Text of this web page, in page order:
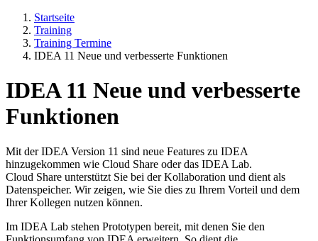
Startseite
Training
Training Termine
IDEA 11 Neue und verbesserte Funktionen
IDEA 11 Neue und verbesserte
Funktionen
Mit der IDEA Version 11 sind neue Features zu IDEA
hinzugekommen wie Cloud Share oder das IDEA Lab.
Cloud Share unterstützt Sie bei der Kollaboration und dient als
Datenspeicher. Wir zeigen, wie Sie dies zu Ihrem Vorteil und dem
Ihrer Kollegen nutzen können.
Im IDEA Lab stehen Prototypen bereit, mit denen Sie den